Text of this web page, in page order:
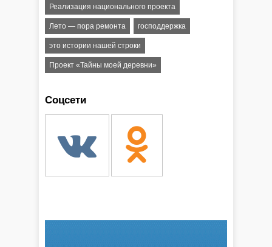
Реализация национального проекта
Лето — пора ремонта господдержка
это истории нашей строки
Проект «Тайны моей деревни»
Соцсети